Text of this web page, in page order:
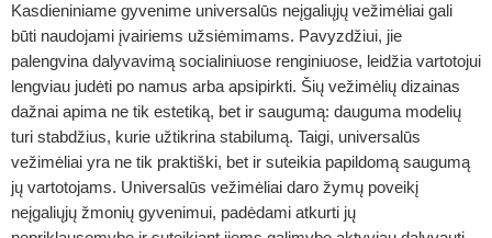
Kasdieniniame gyvenime universalūs neįgaliųjų vežimėliai gali
būti naudojami įvairiems užsiėmimams. Pavyzdžiui, jie
palengvina dalyvavimą socialiniuose renginiuose, leidžia vartotojui
lengviau judėti po namus arba apsipirkti. Šių vežimėlių dizainas
dažnai apima ne tik estetiką, bet ir saugumą: dauguma modelių
turi stabdžius, kurie užtikrina stabilumą. Taigi, universalūs
vežimėliai yra ne tik praktiški, bet ir suteikia papildomą saugumą
jų vartotojams. Universalūs vežimėliai daro žymų poveikį
neįgaliųjų žmonių gyvenimui, padėdami atkurti jų